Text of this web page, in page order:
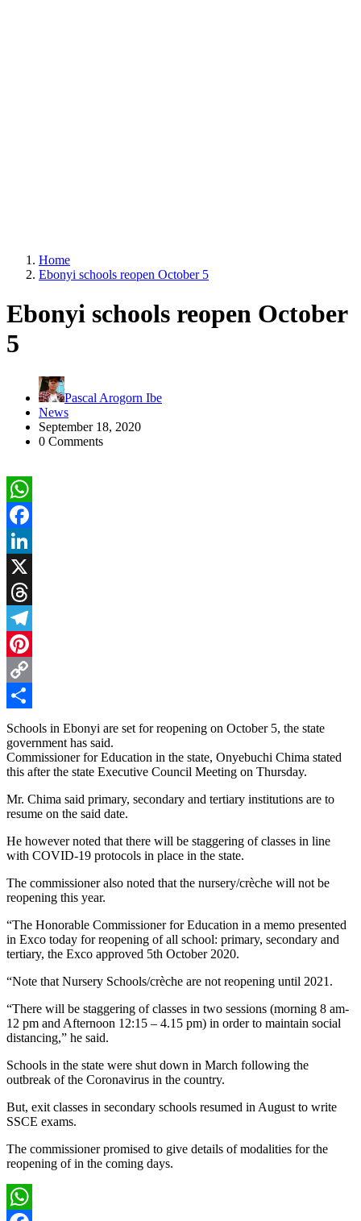
Home
Ebonyi schools reopen October 5
Ebonyi schools reopen October
5
Pascal Arogorn Ibe
News
September 18, 2020
0 Comments
WhatsApp
Facebook
LinkedIn
X
Threads
Telegram
Pinterest
Copy
Link
Share
Schools in Ebonyi are set for reopening on October 5, the state
government has said.
Commissioner for Education in the state, Onyebuchi Chima stated
this after the state Executive Council Meeting on Thursday.
Mr. Chima said primary, secondary and tertiary institutions are to
resume on the said date.
He however noted that there will be staggering of classes in line
with COVID-19 protocols in place in the state.
The commissioner also noted that the nursery/crèche will not be
reopening this year.
“The Honorable Commissioner for Education in a memo presented
in Exco today for reopening of all school: primary, secondary and
tertiary, the Exco approved 5th October 2020.
“Note that Nursery Schools/crèche are not reopening until 2021.
“There will be staggering of classes in two sessions (morning 8 am-
12 pm and Afternoon 12:15 – 4.15 pm) in order to maintain social
distancing,” he said.
Schools in the state were shut down in March following the
outbreak of the Coronavirus in the country.
But, exit classes in secondary schools resumed in August to write
SSCE exams.
The commissioner promised to give details of modalities for the
reopening of in the coming days.